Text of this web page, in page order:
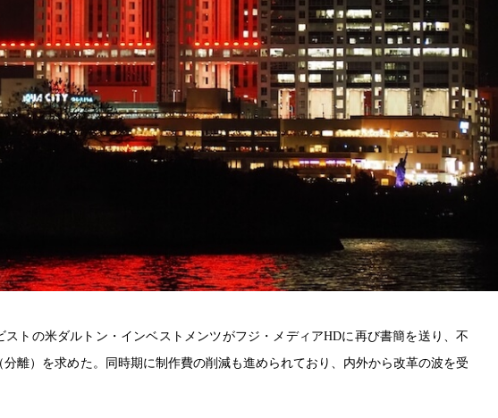
ストの米ダルトン・インベストメンツがフジ・メディアHDに再び書簡を送り、不
離）を求めた。同時期に制作費の削減も進められており、内外から改革の波を受